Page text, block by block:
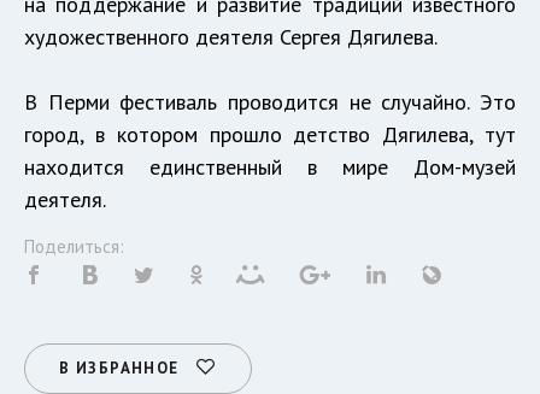
художественного деятеля Сергея Дягилева.
В Перми фестиваль проводится не случайно. Это
город, в котором прошло детство Дягилева, тут
находится единственный в мире Дом-музей
деятеля.
Поделиться:
В ИЗБРАННОЕ